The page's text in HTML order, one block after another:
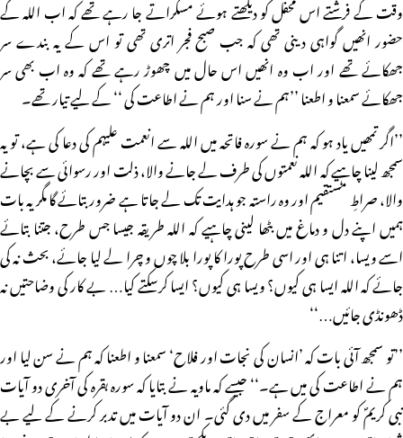
وقت کے فرشتے اس محفل کو دیکھتے ہوئے مسکراتے جا رہے تھے کہ اب اللہ کے
حضور انھیں گواہی دینی تھی کہ جب صبح فجر اتری تھی تو اس کے یہ بندے سر
جھکائے تھے اور اب وہ انھیں اس حال میں چھوڑ رہے تھے کہ وہ اب بھی سر
جھکائے سمعنا و اطعنا ’’ہم نے سنا اور ہم نے اطاعت کی ‘‘ کے لیے تیار تھے۔
’’اگر تمھیں یاد ہو کہ ہم نے سورہ فاتحہ میں اللہ سے انعمت علیہم کی دعا کی ہے، تو یہ
سمجھ لینا چاہیے کہ اللہ نعمتوں کی طرف لے جانے والا، ذلت اور رسوائی سے بچانے
والا، صراطِ مستقیم اور وہ راستہ جو ہدایت تک لے جاتا ہے ضرور بتائے گا مگر یہ بات
ہمیں اپنے دل و دماغ میں بٹھا لینی چاہیے کہ اللہ طریقہ جیسا جس طرح، جتنا بتائے
اسے ویسا، اتنا ہی اور اسی طرح پورا کا پورا بلا چوں و چرا لے لیا جائے، بحث نہ کی
جائے کہ اللہ ایسا ہی کیوں؟ ویسا ہی کیوں؟ ایسا کرسکتے کیا… بے کار کی وضاحتیں نہ
ڈھونڈی جائیں…‘‘
’’تو سمجھ آئی بات کہ ’انسان کی نجات اور فلاح‘ سمعنا و اطعنا کہ ہم نے سن لیا اور
ہم نے اطاعت کی میں ہے۔‘‘ جیسے کہ ماویہ نے بتایا کہ سورہ بقرہ کی آخری دو آیات
نبی کریمؐ کو معراج کے سفر میں دی گئی۔ ان دو آیات میں تدبر کرنے کے لیے بے